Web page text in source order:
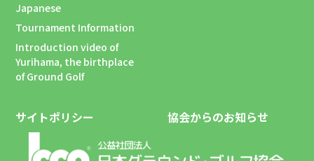
Japanese
Tournament Information
Introduction video of
Yurihama, the birthplace
of Ground Golf
サイトポリシー 協会からのお知らせ